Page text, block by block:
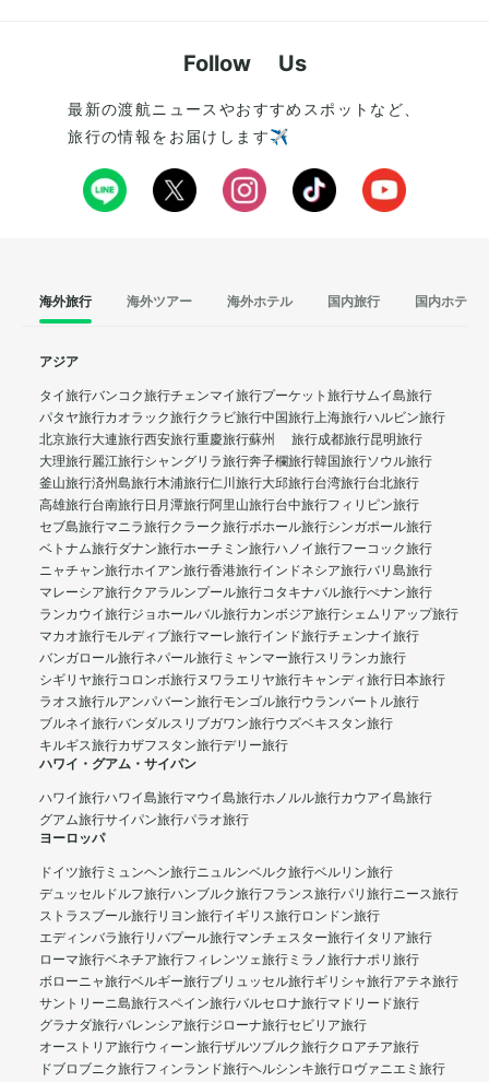
Follow Us
最新の渡航ニュースやおすすめスポットなど、
旅行の情報をお届けします✈️
海外旅行 海外ツアー 海外ホテル 国内旅行 国内ホテル
アジア
タイ旅行バンコク旅行チェンマイ旅行プーケット旅行サムイ島旅行
パタヤ旅行カオラック旅行クラビ旅行中国旅行上海旅行ハルビン旅行
北京旅行大連旅行西安旅行重慶旅行蘇州 旅行成都旅行昆明旅行
大理旅行麗江旅行シャングリラ旅行奔子欄旅行韓国旅行ソウル旅行
釜山旅行済州島旅行木浦旅行仁川旅行大邱旅行台湾旅行台北旅行
高雄旅行台南旅行日月潭旅行阿里山旅行台中旅行フィリピン旅行
セブ島旅行マニラ旅行クラーク旅行ボホール旅行シンガポール旅行
ベトナム旅行ダナン旅行ホーチミン旅行ハノイ旅行フーコック旅行
ニャチャン旅行ホイアン旅行香港旅行インドネシア旅行バリ島旅行
マレーシア旅行クアラルンプール旅行コタキナバル旅行ぺナン旅行
ランカウイ旅行ジョホールバル旅行カンボジア旅行シェムリアップ旅行
マカオ旅行モルディブ旅行マーレ旅行インド旅行チェンナイ旅行
バンガロール旅行ネパール旅行 ミャンマー旅行スリランカ旅行
シギリヤ旅行コロンボ旅行ヌワラエリヤ旅行キャンディ旅行日本旅行
ラオス旅行ルアンパバーン旅行モンゴル旅行ウランバートル旅行
ブルネイ旅行バンダルスリブガワン旅行ウズベキスタン旅行
キルギス旅行カザフスタン旅行デリー旅行
ハワイ・グアム・サイパン
ハワイ旅行ハワイ島旅行マウイ島旅行ホノルル旅行カウアイ島旅行
グアム旅行サイパン旅行パラオ旅行
ヨーロッパ
ドイツ旅行 ミュンヘン旅行ニュルンベルク旅行ベルリン旅行
デュッセルドルフ旅行ハンブルク旅行フランス旅行パリ旅行ニース旅行
ストラスブール旅行リヨン旅行イギリス旅行ロンドン旅行
エディンバラ旅行リバプール旅行マンチェスター旅行イタリア旅行
ローマ旅行ベネチア旅行フィレンツェ旅行 ミラノ旅行ナポリ旅行
ボローニャ旅行ベルギー旅行ブリュッセル旅行ギリシャ旅行アテネ旅行
サントリーニ島旅行スペイン旅行バルセロナ旅行マドリード旅行
グラナダ旅行バレンシア旅行ジローナ旅行セビリア旅行
オーストリア旅行ウィーン旅行ザルツブルク旅行クロアチア旅行
ドブロブニク旅行フィンランド旅行ヘルシンキ旅行ロヴァニエミ旅行